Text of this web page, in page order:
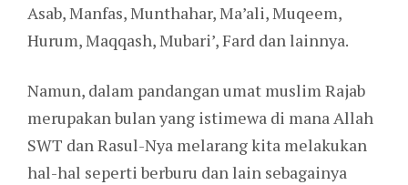
Asab, Manfas, Munthahar, Ma’ali, Muqeem,
Hurum, Maqqash, Mubari’, Fard dan lainnya.
Namun, dalam pandangan umat muslim Rajab
merupakan bulan yang istimewa di mana Allah
SWT dan Rasul-Nya melarang kita melakukan
hal-hal seperti berburu dan lain sebagainya